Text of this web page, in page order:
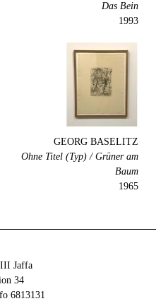
Das Bein
1993
GEORG BASELITZ
Ohne Titel (Typ) / Grüner am
Baum
1965
Jaffa
34 Olei Zion
6813131 Tel Aviv-Yafo